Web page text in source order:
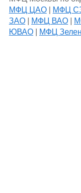
МФЦ ЦАО| МФЦ
ЗАО| МФЦ ВАО|
ЮВАО| МФЦ